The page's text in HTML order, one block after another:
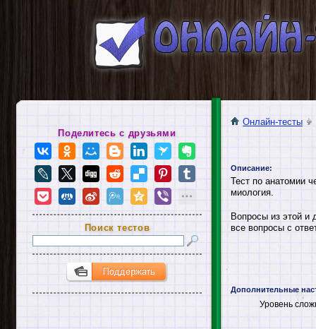
Онлайн-тесты
Описание:
Тест по анатомии
миология.
Вопросы из этой и
все вопросы с
Дополнительные
Уровень
Поделитесь с друзьями
Поиск тестов